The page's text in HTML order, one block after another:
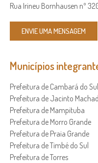
Rua Irineu Bornhausen nº
ENVIE UMA MENSAGEM
Municípios
Prefeitura de Cambará do Sul
Prefeitura de Jacinto
Prefeitura de Mampituba
Prefeitura de Morro Grande
Prefeitura de Praia Grande
Prefeitura de Timbé do Sul
Prefeitura de Torres